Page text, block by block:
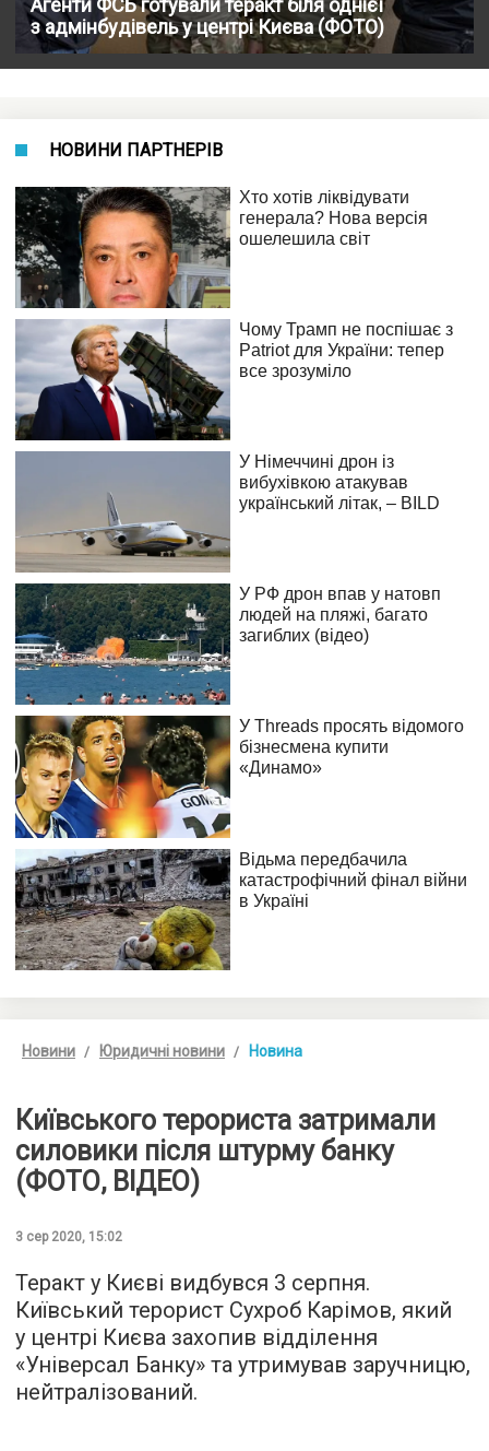
Агенти ФСБ готували теракт біля однієї
з адмінбудівель у центрі Києва (ФОТО)
НОВИНИ ПАРТНЕРІВ
Новини Юридичні новини Новина
Київського терориста затримали
силовики після штурму банку
(ФОТО, ВІДЕО)
3 сер 2020, 15:02
Теракт у Києві видбувся 3 серпня.
Київський терорист Сухроб Карімов, який
у центрі Києва захопив відділення
«Універсал Банку» та утримував заручницю,
нейтралізований.